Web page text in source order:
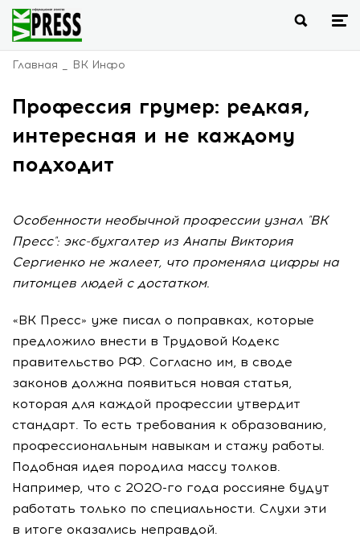
Главная ВК Инфо
Профессия грумер: редкая,
интересная и не каждому
подходит
Особенности необычной профессии узнал "ВК
Пресс": экс-бухгалтер из Анапы Виктория
Сергиенко не жалеет, что променяла цифры на
питомцев людей с достатком.
«ВК Пресс» уже писал о поправках, которые
предложило внести в Трудовой Кодекс
правительство РФ. Согласно им, в своде
законов должна появиться новая статья,
которая для каждой профессии утвердит
стандарт. То есть требования к образованию,
профессиональным навыкам и стажу работы.
Подобная идея породила массу толков.
Например, что с 2020-го года россияне будут
работать только по специальности. Слухи эти
в итоге оказались неправдой.